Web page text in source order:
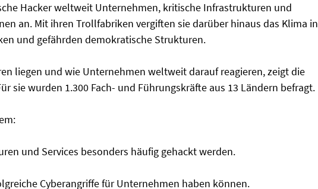
Hacker weltweit Unternehmen, kritische Infrastrukturen und
an. Mit ihren Trollfabriken vergiften sie darüber hinaus das Klima in
und gefährden demokratische Strukturen.
liegen und wie Unternehmen weltweit darauf reagieren, zeigt die
sie wurden 1.300 Fach- und Führungskräfte aus 13 Ländern befragt.
und Services besonders häufig gehackt werden.
Cyberangriffe für Unternehmen haben können.